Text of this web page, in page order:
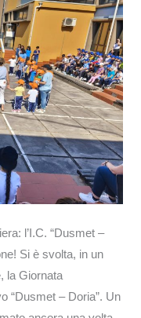
l’I.C. “Dusmet –
Si è svolta, in un
la Giornata
“Dusmet – Doria”. Un